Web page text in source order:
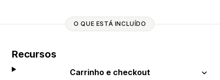
O QUE ESTÁ INCLUÍDO
Recursos
Carrinho e checkout